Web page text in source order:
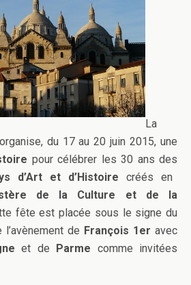
La
du 17 au 20 juin 2015, une
pour célébrer les 30 ans des
d’Art et d’Histoire créés en
de la Culture et de la
fête est placée sous le signe du
de François 1er avec
et de Parme comme invitées